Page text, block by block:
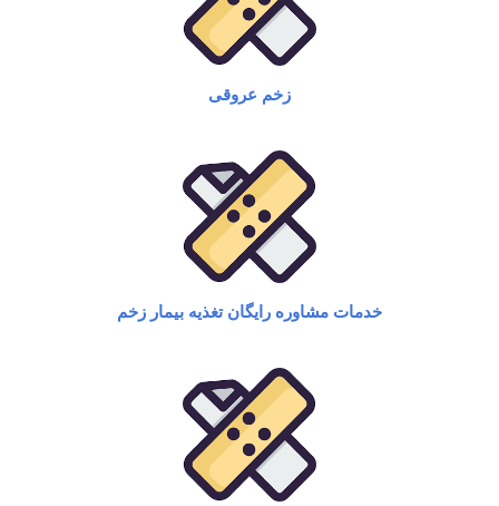
زخم عروقی​
خدمات مشاوره رایگان تغذیه بیمار زخم​